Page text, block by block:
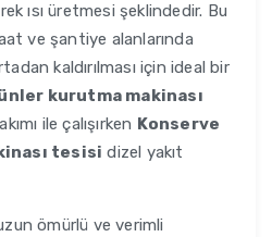
ısı üretmesi şeklindedir. Bu
ve şantiye alanlarında
kaldırılması için ideal bir
kurutma makinası
ile çalışırken Konserve
tesisi dizel yakıt
ömürlü ve verimli